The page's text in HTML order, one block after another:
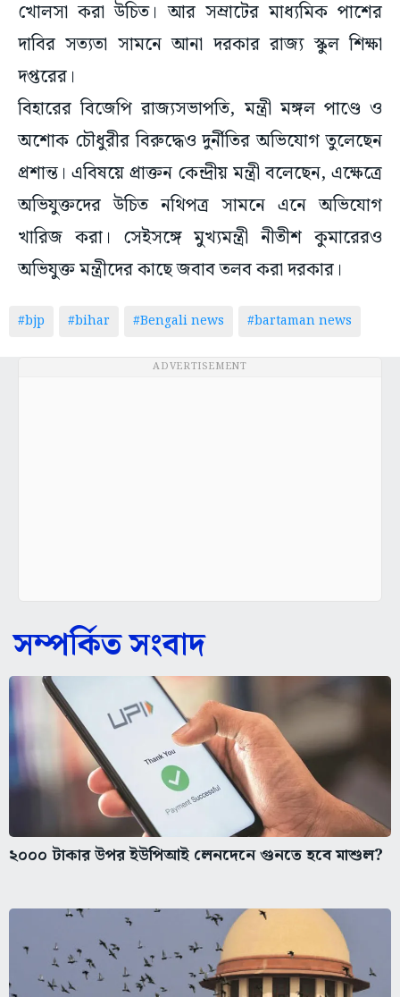
খোলসা করা উচিত। আর সম্রাটের মাধ্যমিক পাশের
দাবির সত্যতা সামনে আনা দরকার রাজ্য স্কুল শিক্ষা
দপ্তরের।
বিহারের বিজেপি রাজ্যসভাপতি, মন্ত্রী মঙ্গল পাণ্ডে ও
অশোক চৌধুরীর বিরুদ্ধেও দুর্নীতির অভিযোগ তুলেছেন
প্রশান্ত। এবিষয়ে প্রাক্তন কেন্দ্রীয় মন্ত্রী বলেছেন, এক্ষেত্রে
অভিযুক্তদের উচিত নথিপত্র সামনে এনে অভিযোগ
খারিজ করা। সেইসঙ্গে মুখ্যমন্ত্রী নীতীশ কুমারেরও
অভিযুক্ত মন্ত্রীদের কাছে জবাব তলব করা দরকার।
#bjp #bihar #Bengali news #bartaman news
ADVERTISEMENT
সম্পর্কিত সংবাদ
২০০০ টাকার উপর ইউপিআই লেনদেনে গুনতে হবে মাশুল?